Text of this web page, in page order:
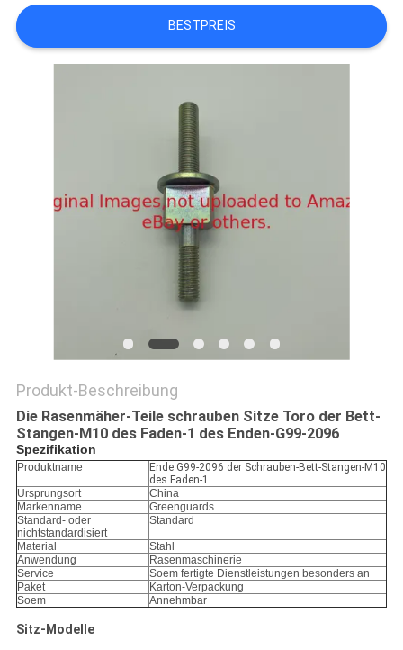
SIE EIN
ZITAT
POLICY
BESTPREIS
Produkt-Beschreibung
Die Rasenmäher-Teile schrauben Sitze Toro der Bett-
Stangen-M10 des Faden-1 des Enden-G99-2096
Spezifikation
Produktname
Ende G99-2096 der Schrauben-Bett-Stangen-M10
des Faden-1
Ursprungsort
China
Markenname
Greenguards
Standard- oder
nichtstandardisiert
Standard
Material
Stahl
Anwendung
Rasenmaschinerie
Service
Soem fertigte Dienstleistungen besonders an
Paket
Karton-Verpackung
Soem
Annehmbar
Sitz-Modelle